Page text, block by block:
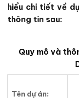
hiểu chi tiết về
thông tin sau:
Quy mô và
Tên dự án: